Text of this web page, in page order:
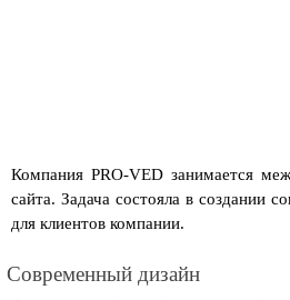
Компания PRO-VED занимается
сайта. Задача состояла в создании
для клиентов компании.
Современный дизайн